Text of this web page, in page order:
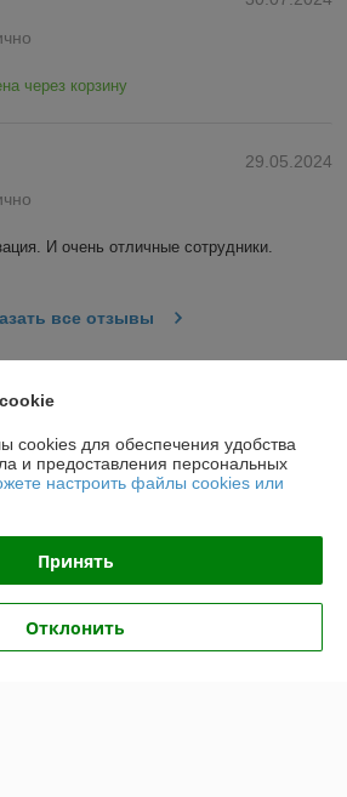
через корзину
29.05.2024
И очень отличные сотрудники.
все отзывы
cookies для обеспечения удобства
и предоставления персональных
настроить файлы cookies или
Принять
Отклонить